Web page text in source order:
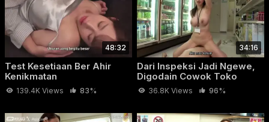
48:32
Test Kesetiaan Ber Ahir
Kenikmatan
139.4K Views 83%
34:16
Dari Inspeksi Jadi Ngewe,
Digodain Cowok Toko
36.8K Views 96%